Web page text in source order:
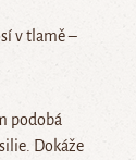
v tlamě –
podobá
Dokáže